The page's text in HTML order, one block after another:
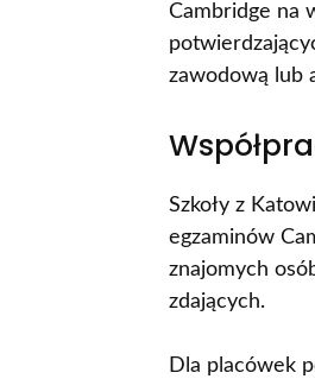
Cambridge na
zawodową lub
Szkoły z
egzaminów
znajomych
zdających.
Dla placówek